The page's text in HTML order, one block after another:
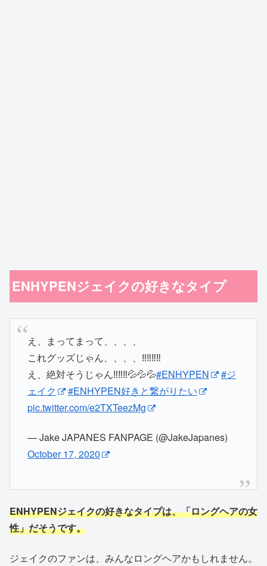
ENHYPENジェイクの好きなタイプ
え、まってまって、、、、
これグッズじゃん、、、、‼️‼️‼️‼️
え、絶対そうじゃん‼️‼️‼️💦💦💦#ENHYPEN
#ジ
ェイク
#ENHYPEN好きと繋がりたい
pic.twitter.com/e2TXTeezMg
— Jake JAPANES FANPAGE (@JakeJapanes)
October 17, 2020
ENHYPENジェイクの好きなタイプは、「ロングヘアの女
性」だそうです。
ジェイクのファンは、みんなロングヘアかもしれません。